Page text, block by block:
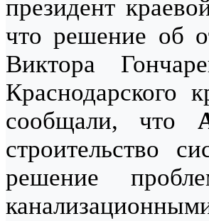
президент
что решение об
Виктора
Краснодарского
сообщали, что
строительство
решение